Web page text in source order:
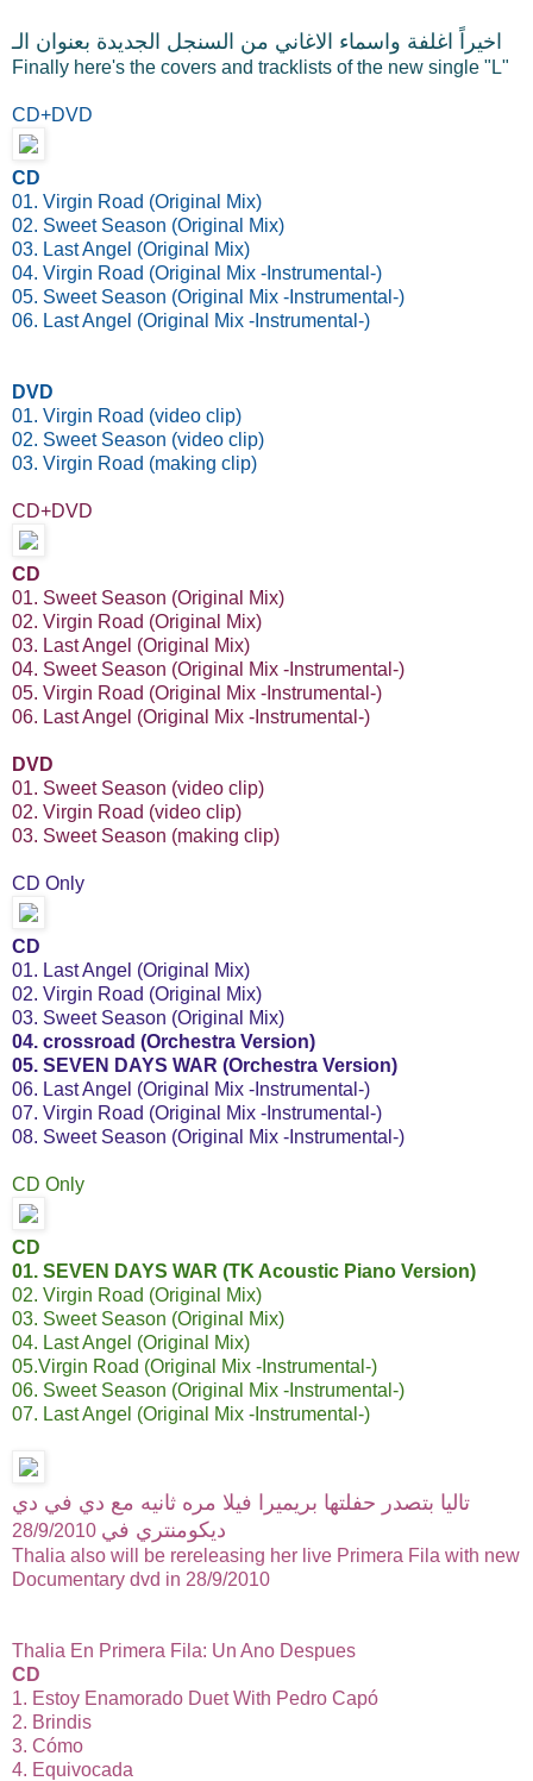
اخيراً اغلفة واسماء الاغاني من السنجل الجديدة بعنوان الـ
Finally here's the covers and tracklists of the new single "L"
CD+DVD
CD
01. Virgin Road (Original Mix)
02. Sweet Season (Original Mix)
03. Last Angel (Original Mix)
04. Virgin Road (Original Mix -Instrumental-)
05. Sweet Season (Original Mix -Instrumental-)
06. Last Angel (Original Mix -Instrumental-)
DVD
01. Virgin Road (video clip)
02. Sweet Season (video clip)
03. Virgin Road (making clip)
CD+DVD
CD
01. Sweet Season (Original Mix)
02. Virgin Road (Original Mix)
03. Last Angel (Original Mix)
04. Sweet Season (Original Mix -Instrumental-)
05. Virgin Road (Original Mix -Instrumental-)
06. Last Angel (Original Mix -Instrumental-)
DVD
01. Sweet Season (video clip)
02. Virgin Road (video clip)
03. Sweet Season (making clip)
CD Only
CD
01. Last Angel (Original Mix)
02. Virgin Road (Original Mix)
03. Sweet Season (Original Mix)
04. crossroad (Orchestra Version)
05. SEVEN DAYS WAR (Orchestra Version)
06. Last Angel (Original Mix -Instrumental-)
07. Virgin Road (Original Mix -Instrumental-)
08. Sweet Season (Original Mix -Instrumental-)
CD Only
CD
01. SEVEN DAYS WAR (TK Acoustic Piano Version)
02. Virgin Road (Original Mix)
03. Sweet Season (Original Mix)
04. Last Angel (Original Mix)
05.Virgin Road (Original Mix -Instrumental-)
06. Sweet Season (Original Mix -Instrumental-)
07. Last Angel (Original Mix -Instrumental-)
تاليا بتصدر حفلتها بريميرا فيلا مره ثانيه مع دي في دي
ديكومنتري في
Thalia also will be rereleasing her live Primera Fila with new
Documentary dvd in 28/9/2010
Thalia En Primera Fila: Un Ano Despues
CD
1. Estoy Enamorado Duet With Pedro Capó
2. Brindis
3. Cómo
4. Equivocada